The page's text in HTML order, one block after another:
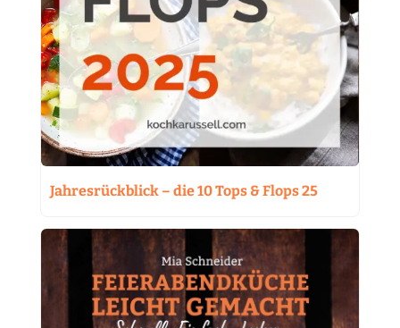
Jahresrückblick – die 10 Tops & Flops 25